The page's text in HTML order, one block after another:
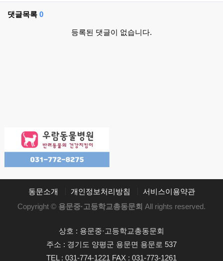
댓글목록 0
등록된 댓글이 없습니다.
동문소개 개인정보처리방침
서비스이용약관
Copyright © 용문중·고등학교총동문회 All rights reserved.
상호 : 용문중·고등학교총동문회
주소 : 경기도 양평군 용문면 용문로 537
TEL : 031-774-1221 FAX : 031-773-1261